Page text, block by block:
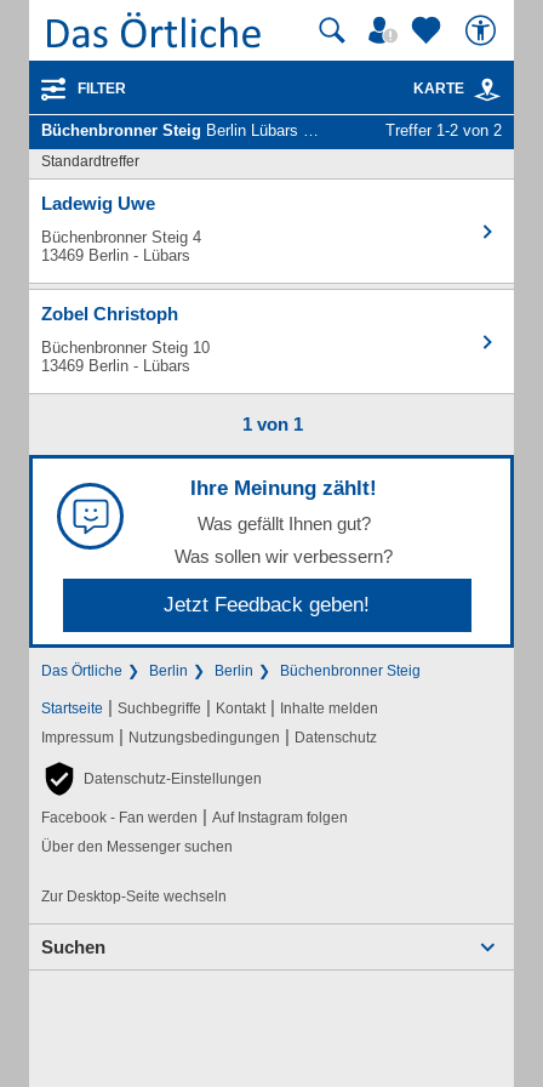
FILTER KARTE
Büchenbronner Steig Berlin Lübars - Unternehmen und Personen Treffer 1-2 von 2
Standardtreffer
Ladewig Uwe
Büchenbronner Steig 4
13469 Berlin - Lübars
Zobel Christoph
Büchenbronner Steig 10
13469 Berlin - Lübars
1 von 1
Ihre Meinung zählt!
Was gefällt Ihnen gut?
Was sollen wir verbessern?
Jetzt Feedback geben!
Das Örtliche Berlin Berlin Büchenbronner Steig
Startseite | Suchbegriffe | Kontakt | Inhalte melden
Impressum | Nutzungsbedingungen | Datenschutz
Datenschutz-Einstellungen
Facebook - Fan werden | Auf Instagram folgen
Über den Messenger suchen
Zur Desktop-Seite wechseln
Suchen